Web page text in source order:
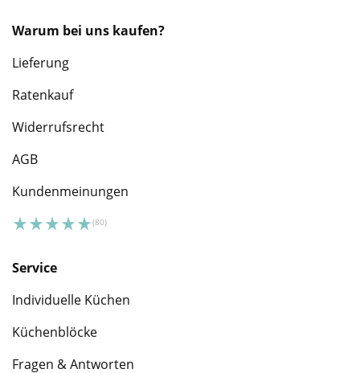
Warum bei uns kaufen?
Lieferung
Ratenkauf
Widerrufsrecht
AGB
Kundenmeinungen
Service
Individuelle Küchen
Küchenblöcke
Fragen & Antworten